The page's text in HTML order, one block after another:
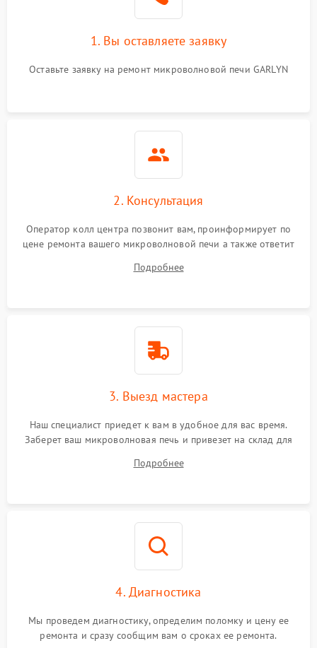
1. Вы оставляете заявку
Оставьте заявку на ремонт микроволновой печи GARLYN
2. Консультация
Оператор колл центра позвонит вам, проинформирует по
цене ремонта вашего микроволновой печи а также ответит
Подробнее
3. Выезд мастера
Наш специалист приедет к вам в удобное для вас время.
Заберет ваш микроволновая печь и привезет на склад для
Подробнее
4. Диагностика
Мы проведем диагностику, определим поломку и цену ее
ремонта и сразу сообщим вам о сроках ее ремонта.